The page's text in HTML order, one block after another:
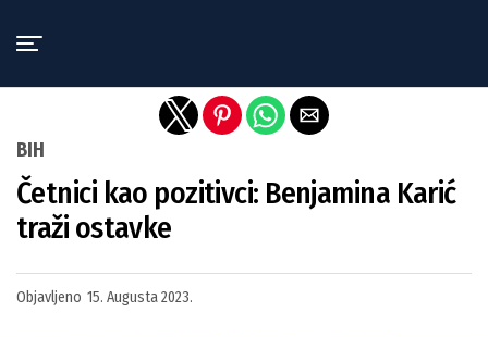
BIH
Četnici kao pozitivci: Benjamina Karić
traži ostavke
Objavljeno 15. Augusta 2023.